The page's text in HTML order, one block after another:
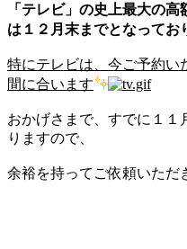
「テレビ」の史上最大の
は１２月末までとなってお
特にテレビは、今ご予約い
間に合います
おかげさまで、すでに１１
りますので、
余裕を持ってご依頼いただ